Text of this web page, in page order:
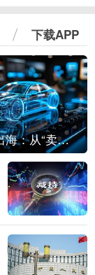
下载APP
中国汽车出海：从“卖出去”到“走进去”